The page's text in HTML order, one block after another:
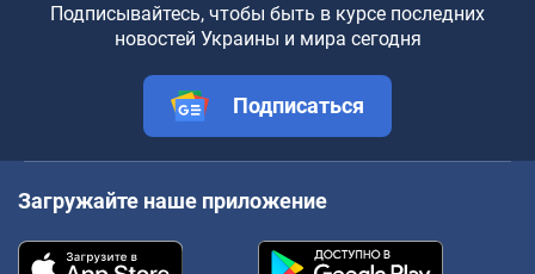
Подписывайтесь, чтобы быть в курсе последних
новостей Украины и мира сегодня
Подписаться
Загружайте наше приложение